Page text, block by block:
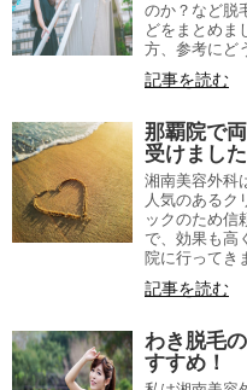
のか？など脱
どをまとめま
方、参考にど
記事を読む
那覇院で
受けました
湘南美容外科
人気のあるク
ックのため信
で、効果も高
院に行ってき
記事を読む
わき脱毛
すすめ！